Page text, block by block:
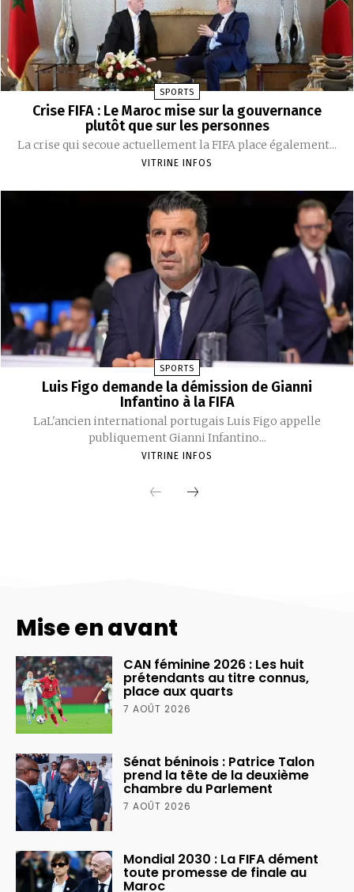
Mise en avant
CAN féminine 2026 : Les huit
prétendants au titre connus,
place aux quarts
7 AOÛT 2026
Sénat béninois : Patrice Talon
prend la tête de la deuxième
chambre du Parlement
7 AOÛT 2026
Mondial 2030 : La FIFA dément
toute promesse de finale au
Maroc